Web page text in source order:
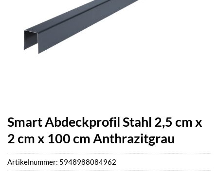
Smart Abdeckprofil Stahl 2,5 cm x
2 cm x 100 cm Anthrazitgrau
Artikelnummer: 5948988084962